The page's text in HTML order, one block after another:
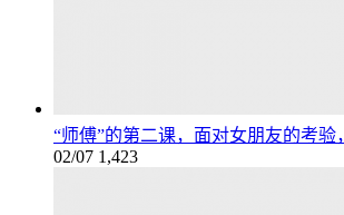
“师傅”的第二课，面对女朋友的考验
02/07 1,423